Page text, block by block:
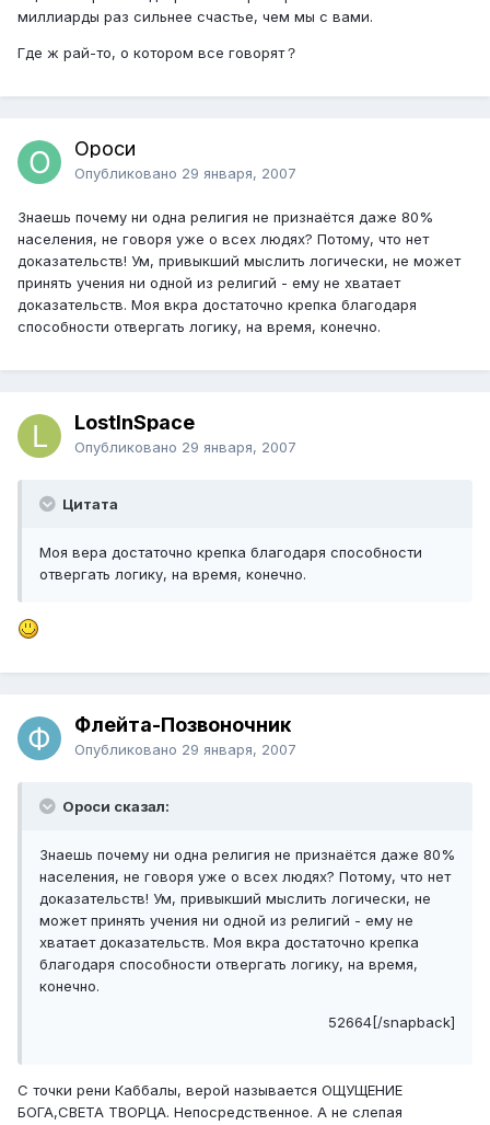
миллиарды раз сильнее счастье, чем мы с вами.
Где ж рай-то, о котором все говорят？
Ороси
Опубликовано 29 января, 2007
Знаешь почему ни одна религия не признаётся даже 80%
населения, не говоря уже о всех людях? Потому, что нет
доказательств! Ум, привыкший мыслить логически, не может
принять учения ни одной из религий - ему не хватает
доказательств. Моя вкра достаточно крепка благодаря
способности отвергать логику, на время, конечно.
LostInSpace
Опубликовано 29 января, 2007
Цитата
Моя вера достаточно крепка благодаря способности
отвергать логику, на время, конечно.
Флейта-Позвоночник
Опубликовано 29 января, 2007
Ороси сказал:
Знаешь почему ни одна религия не признаётся даже 80%
населения, не говоря уже о всех людях? Потому, что нет
доказательств! Ум, привыкший мыслить логически, не
может принять учения ни одной из религий - ему не
хватает доказательств. Моя вкра достаточно крепка
благодаря способности отвергать логику, на время,
конечно.
52664[/snapback]
С точки рени Каббалы, верой называется ОЩУЩЕНИЕ
БОГА,СВЕТА ТВОРЦА. Непосредственное. А не слепая